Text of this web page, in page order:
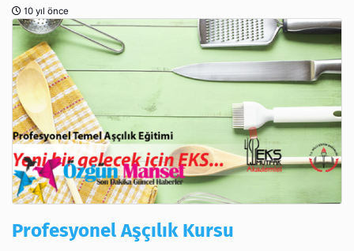
10 yıl önce
Profesyonel Aşçılık Kursu